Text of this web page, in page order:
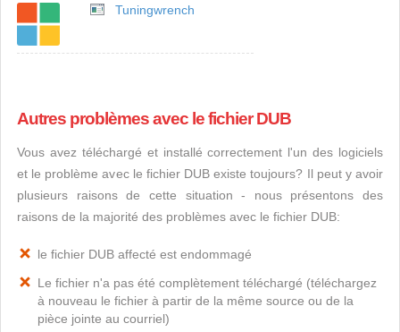
Tuningwrench
Autres problèmes avec le fichier DUB
Vous avez téléchargé et installé correctement l'un des logiciels
et le problème avec le fichier DUB existe toujours? Il peut y avoir
plusieurs raisons de cette situation - nous présentons des
raisons de la majorité des problèmes avec le fichier DUB:
le fichier DUB affecté est endommagé
Le fichier n'a pas été complètement téléchargé (téléchargez
à nouveau le fichier à partir de la même source ou de la
pièce jointe au courriel)